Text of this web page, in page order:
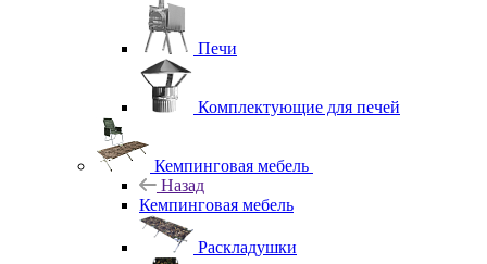
Печи
Комплектующие для печей
Кемпинговая мебель
Назад
Кемпинговая мебель
Раскладушки